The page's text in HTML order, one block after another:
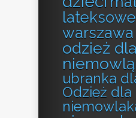
lateksowe
warszawa
odzież dla
ubranka
Odzież dla